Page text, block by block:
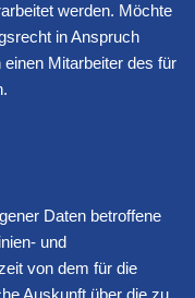
werden. Möchte
in Anspruch
Mitarbeiter des für
Daten betroffene
und
von dem für die